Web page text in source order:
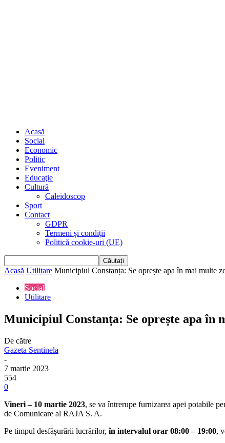
Acasă
Social
Economic
Politic
Eveniment
Educaţie
Cultură
Caleidoscop
Sport
Contact
GDPR
Termeni și condiții
Politică cookie-uri (UE)
Acasă Utilitare Municipiul Constanța: Se oprește apa în mai multe
Social
Utilitare
Municipiul Constanța: Se oprește apa în
De către
Gazeta Sentinela
-
7 martie 2023
554
0
Vineri – 10 martie 2023, se va întrerupe furnizarea apei potabile
de Comunicare al RAJA S. A.
Pe timpul desfășurării lucrărilor,în intervalul orar 08:00 – 19:00,